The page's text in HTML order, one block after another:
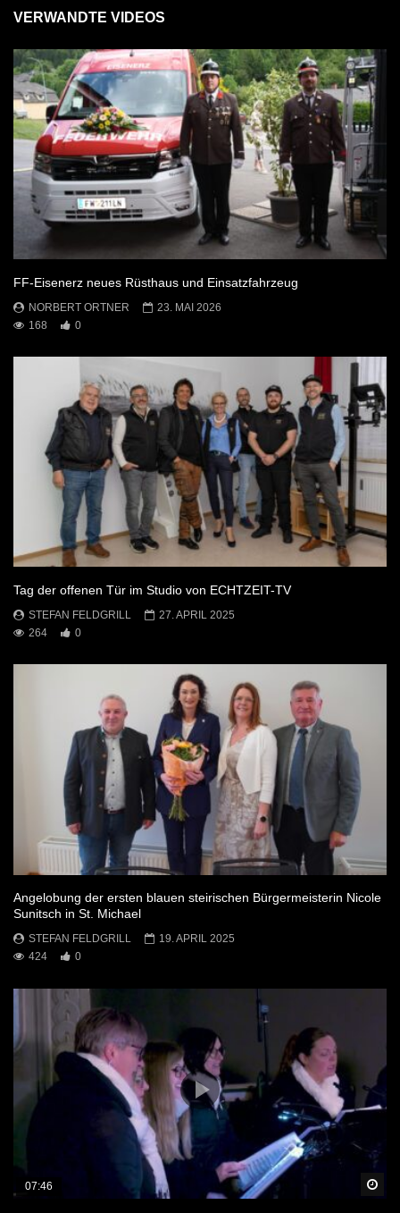
VERWANDTE VIDEOS
FF-Eisenerz neues Rüsthaus und Einsatzfahrzeug
NORBERT ORTNER
23. MAI 2026
168
0
Tag der offenen Tür im Studio von ECHTZEIT-TV
STEFAN FELDGRILL
27. APRIL 2025
264
0
Angelobung der ersten blauen steirischen Bürgermeisterin Nicole
Sunitsch in St. Michael
STEFAN FELDGRILL
19. APRIL 2025
424
0
07:46